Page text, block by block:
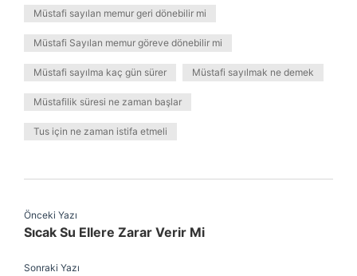
Müstafi sayılan memur geri dönebilir mi
Müstafi Sayılan memur göreve dönebilir mi
Müstafi sayılma kaç gün sürer Müstafi sayılmak ne demek
Müstafilik süresi ne zaman başlar
Tus için ne zaman istifa etmeli
Önceki Yazı
Sıcak Su Ellere Zarar Verir Mi
Sonraki Yazı